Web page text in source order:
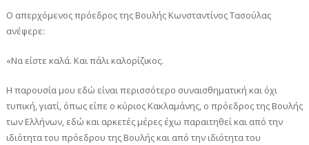
Ο απερχόμενος πρόεδρος της Βουλής Κωνσταντίνος Τασούλας
ανέφερε:
«Να είστε καλά. Και πάλι καλορίζικος.
Η παρουσία μου εδώ είναι περισσότερο συναισθηματική και όχι
τυπική, γιατί, όπως είπε ο κύριος Κακλαμάνης, ο πρόεδρος της Βουλής
των Ελλήνων, εδώ και αρκετές μέρες έχω παραιτηθεί και από την
ιδιότητα του πρόεδρου της Βουλής και από την ιδιότητα του